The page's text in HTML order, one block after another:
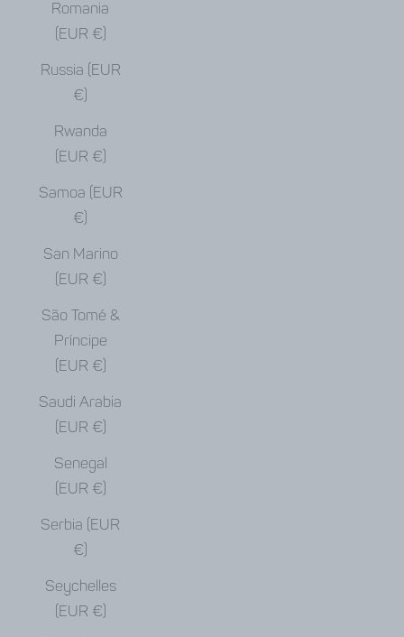
Romania
(EUR €)
Russia (EUR
€)
Rwanda
(EUR €)
Samoa (EUR
€)
San Marino
(EUR €)
São Tomé &
Príncipe
(EUR €)
Saudi Arabia
(EUR €)
Senegal
(EUR €)
Serbia (EUR
€)
Seychelles
(EUR €)